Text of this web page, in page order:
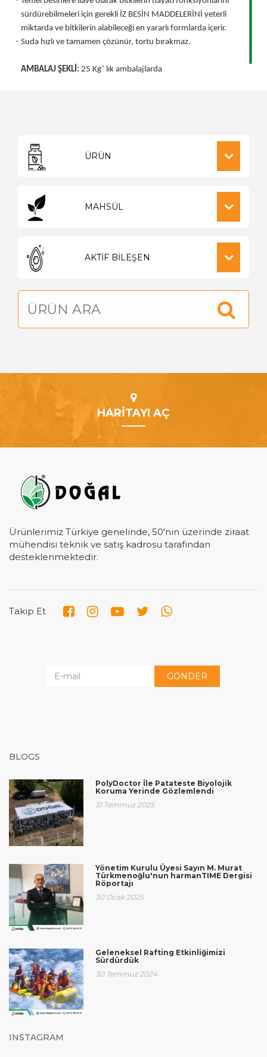
sürdürebilmeleri için gerekli İZ BESİN MADDELERİNİ yeterli
miktarda ve bitkilerin alabileceği en yararlı formlarda içerir.
· Suda hızlı ve tamamen çözünür, tortu bırakmaz.
AMBALAJ ŞEKLİ: 25 Kg’ lık ambalajlarda
HARİTAYI AÇ
Ürünlerimiz Türkiye genelinde, 50'nin üzerinde ziraat
mühendisi teknik ve satış kadrosu tarafından
desteklenmektedir.
Takip Et
GÖNDER
BLOGS
PolyDoctor İle Patateste Biyolojik
Koruma Yerinde Gözlemlendi
31 Temmuz 2025
Yönetim Kurulu Üyesi Sayın M. Murat
Türkmenoğlu'nun harmanTIME Dergisi
Röportajı
30 Ocak 2025
Geleneksel Rafting Etkinliğimizi
Sürdürdük
30 Temmuz 2024
INSTAGRAM